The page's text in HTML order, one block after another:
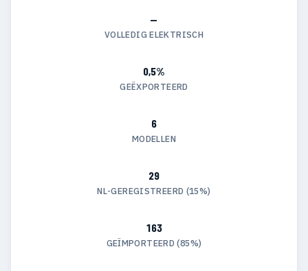
—
VOLLEDIG ELEKTRISCH
0,5%
GEËXPORTEERD
6
MODELLEN
29
NL-GEREGISTREERD (15%)
163
GEÏMPORTEERD (85%)